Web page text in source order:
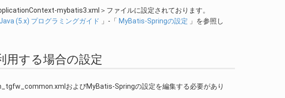
mybatis3.xml＞ファイルに設定されております。
(5.x) プログラミングガイド 」-「 MyBatis-Springの設定 」を参照し
用する場合の設定
およびMyBatis-Springの設定を編集する必要があり